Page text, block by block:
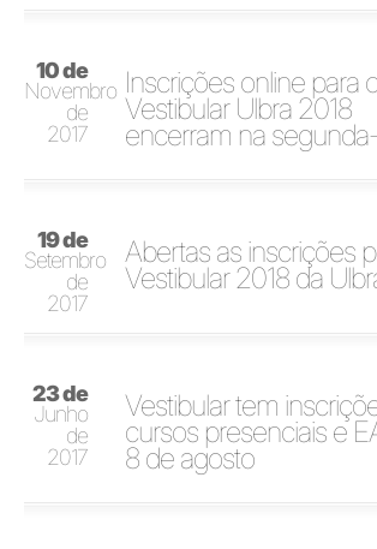
10 de
Novembro
de
2017
Inscrições online para
Vestibular Ulbra 2018
encerram na
19 de
Setembro
de
2017
Abertas as inscrições
Vestibular 2018 da
23 de
Junho
de
2017
Vestibular tem
cursos presenciais e
8 de agosto